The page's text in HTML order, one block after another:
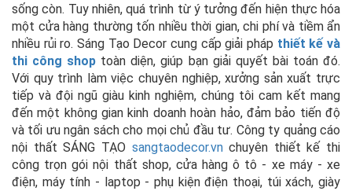
sống còn. Tuy nhiên, quá trình từ ý tưởng đến hiện thực hóa
một cửa hàng thường tốn nhiều thời gian, chi phí và tiềm ẩn
nhiều rủi ro. Sáng Tạo Decor cung cấp giải pháp thiết kế và
thi công shop toàn diện, giúp bạn giải quyết bài toán đó.
Với quy trình làm việc chuyên nghiệp, xưởng sản xuất trực
tiếp và đội ngũ giàu kinh nghiệm, chúng tôi cam kết mang
đến một không gian kinh doanh hoàn hảo, đảm bảo tiến độ
và tối ưu ngân sách cho mọi chủ đầu tư. Công ty quảng cáo
nội thất SÁNG TẠO sangtaodecor.vnchuyên thiết kế thi
công trọn gói nội thất shop, cửa hàng ô tô - xe máy - xe
điện, máy tính - laptop - phụ kiện điện thoại, túi xách, giày